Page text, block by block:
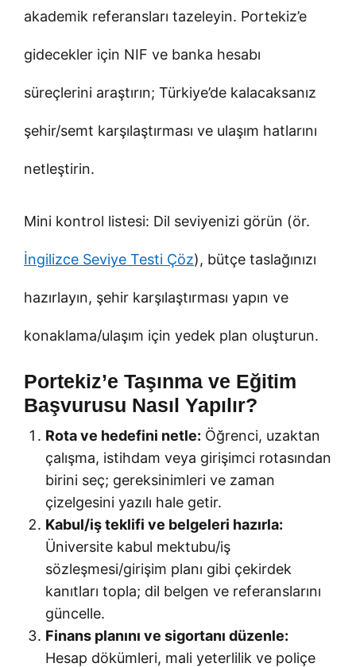
akademik referansları tazeleyin. Portekiz’e
gidecekler için NIF ve banka hesabı
süreçlerini araştırın; Türkiye’de kalacaksanız
şehir/semt karşılaştırması ve ulaşım hatlarını
netleştirin.
Mini kontrol listesi: Dil seviyenizi görün (ör.
İngilizce Seviye Testi Çöz), bütçe taslağınızı
hazırlayın, şehir karşılaştırması yapın ve
konaklama/ulaşım için yedek plan oluşturun.
Portekiz’e Taşınma ve Eğitim
Başvurusu Nasıl Yapılır?
Rota ve hedefini netle: Öğrenci, uzaktan
çalışma, istihdam veya girişimci rotasından
birini seç; gereksinimleri ve zaman
çizelgesini yazılı hale getir.
Kabul/iş teklifi ve belgeleri hazırla:
Üniversite kabul mektubu/iş
sözleşmesi/girişim planı gibi çekirdek
kanıtları topla; dil belgen ve referanslarını
güncelle.
Finans planını ve sigortanı düzenle:
Hesap dökümleri, mali yeterlilik ve poliçe